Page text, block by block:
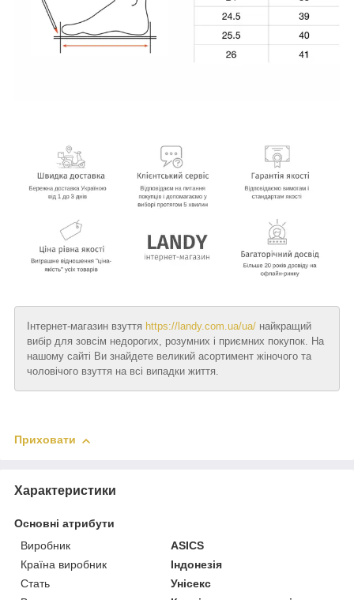
Інтернет-магазин взуття https://landy.com.ua/ua/ найкращий
вибір для зовсім недорогих, розумних і приємних покупок. На
нашому сайті Ви знайдете великий асортимент жіночого та
чоловічого взуття на всі випадки життя.
Приховати
Характеристики
Основні атрибути
Виробник
ASICS
Країна виробник
Індонезія
Стать
Унісекс